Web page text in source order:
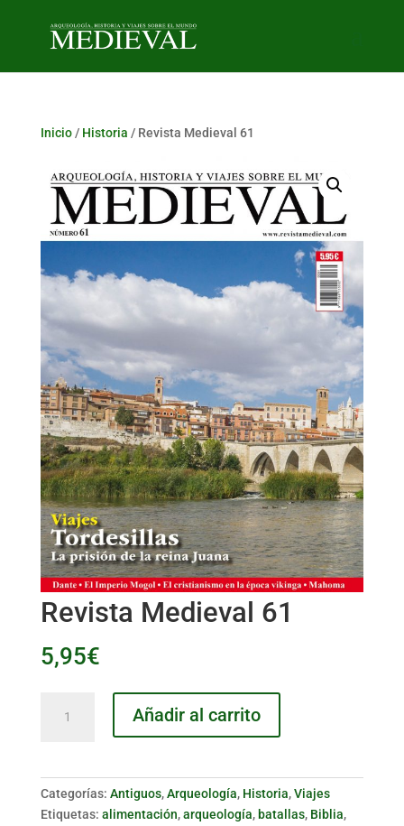
Inicio/ Historia / Revista Medieval 61
Revista Medieval 61
5,95€
Medieval
Añadir al carrito
Categorías: Antiguos,Arqueología, Historia,Viajes
Etiquetas: alimentación,arqueología, batallas, Biblia,